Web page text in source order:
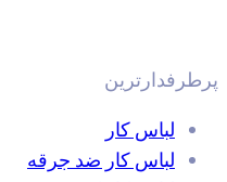
لباس کار
لباس کار ضد جرقه